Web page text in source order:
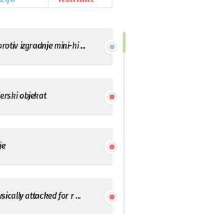
izgradnje mini-hi ...
objekat
attacked for r ...